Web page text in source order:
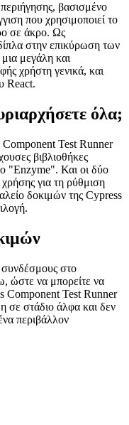
οποίο βρίσκεται σε
δεν θα χρησιμοποιεί
συστατικού μέρους της
χρησιμοποιεί
βασισμένο
που χρησιμοποιεί το
σε άκρο. Ως
μεγάλη και
χρήστη γενικά, και
όλα;
Component Test Runner
βιβλιοθήκες
για τη ρύθμιση
δοκιμών της Cypress
στο
να μπορείτε να
στάδιο άλφα και δεν